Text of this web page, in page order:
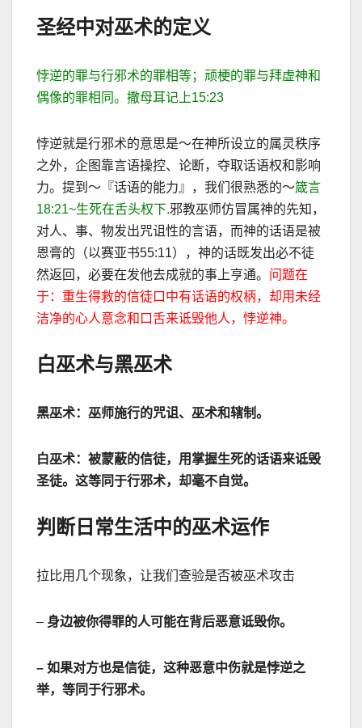
圣经中对巫术的定义
悖逆的罪与行邪术的罪相等；顽梗的罪与拜虚神和
偶像的罪相同。撒母耳记上15:23
悖逆就是行邪术的意思是～在神所设立的属灵秩序
之外，企图靠言语操控、论断，夺取话语权和影响
力。提到～『话语的能力』，我们很熟悉的～箴言
18:21~生死在舌头权下.邪教巫师仿冒属神的先知，
对人、事、物发出咒诅性的言语，而神的话语是被
恩膏的（以赛亚书55:11），神的话既发出必不徒
然返回，必要在发他去成就的事上亨通。 问题在
于：重生得救的信徒口中有话语的权柄，却用未经
洁净的心人意念和口舌来诋毁他人，悖逆神。
白巫术与黑巫术
黑巫术：巫师施行的咒诅、巫术和辖制。
白巫术：被蒙蔽的信徒，用掌握生死的话语来诋毁
圣徒。这等同于行邪术，却毫不自觉。
判断日常生活中的巫术运作
拉比用几个现象，让我们查验是否被巫术攻击
– 身边被你得罪的人可能在背后恶意诋毁你。
– 如果对方也是信徒，这种恶意中伤就是悖逆之
举，等同于行邪术。